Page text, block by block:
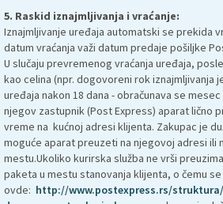
5. Raskid iznajmljivanja i vraćanje:
Iznajmljivanje uređaja automatski se prekida
datum vraćanja važi datum predaje pošiljke
U slučaju prevremenog vraćanja uređaja,
kao celina (npr. dogovoreni rok iznajmljivanja
uređaja nakon 18 dana - obračunava se
njegov zastupnik (Post Express) aparat lično
vreme na kućnoj adresi klijenta. Zakupac je
moguće aparat preuzeti na njegovoj adresi ili
mestu.Ukoliko kurirska služba ne vrši
paketa u mestu stanovanja klijenta, o čemu
ovde: http://www.postexpress.rs/